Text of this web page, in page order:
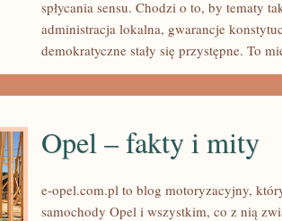
PROGRAMY
spłycania sensu. Chodzi o to, by tematy
administracja lokalna, gwarancje
demokratyczne stały się przystępne. To
Opel – fakty i mity
e-opel.com.pl to blog motoryzacyjny,
samochody Opel i wszystkim, co z nią